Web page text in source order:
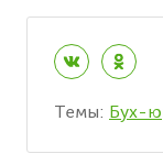
Темы: Бух-